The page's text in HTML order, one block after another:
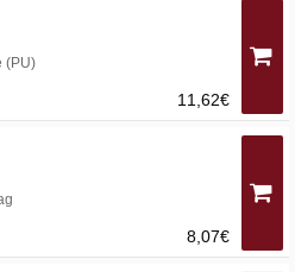
(PU)
11,62€
8,07€